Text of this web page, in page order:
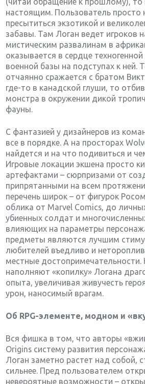
настоящим. Пользователь просто
пресытиться экзотикой и
забавы. Там Логан ведет игроков
мистическим развалинам в
оказывается в сердце
военной базы на подступах к ней.
отчаянно сражается с братом
где-то в канадской глуши, то
монстра в окружении дикой
фауны.
С фантазией у дизайнеров из
все в порядке. А на просторах
найдется и на что подивиться и
Игровые локации экшена просто
артефактами – сюрпризами от
припрятанными на всем
перечень широк – от фигурок
облика от Marvel Comics, до
убиенных солдат и
влияющих на параметры
предметы являются лучшим
любителей въедливо и
местные достопримечательности.
наполняют «копилку» Логана
опыта, увеличивая живучесть
урон, наносимый врагам.
Об RPG-элементе, модном и
Вся фишка в том, что авторы
Origins систему развития
Логан заметно растет над собой,
сильнее. Пред пользователем
невероятные возможности –